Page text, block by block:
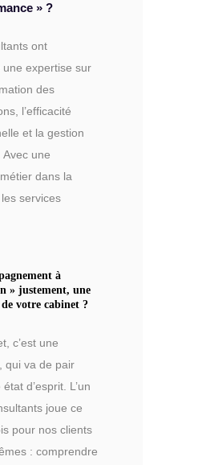
» ?
ont
une expertise sur
des
l’efficacité
et la gestion
une
dans la
services
à
» justement, une
votre cabinet ?
c’est une
qui va de pair
d’esprit. L’un
joue ce
pour nos clients
: comprendre